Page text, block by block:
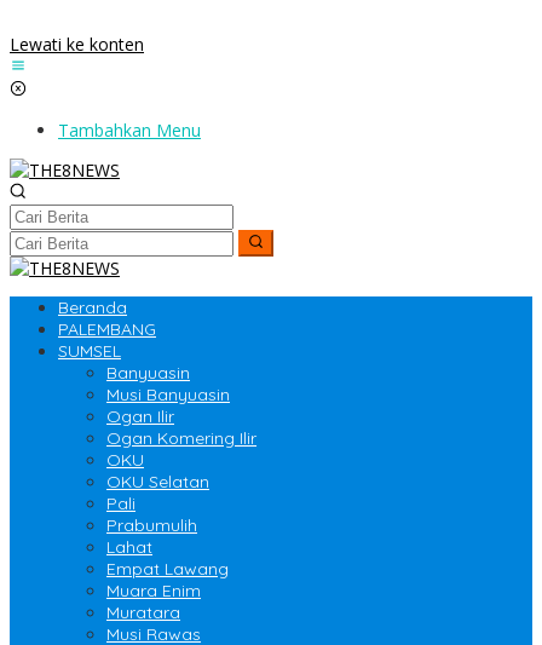
Lewati ke konten
Tambahkan Menu
Beranda
PALEMBANG
SUMSEL
Banyuasin
Musi Banyuasin
Ogan Ilir
Ogan Komering Ilir
OKU
OKU Selatan
Pali
Prabumulih
Lahat
Empat Lawang
Muara Enim
Muratara
Musi Rawas